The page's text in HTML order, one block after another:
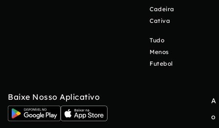
Cadeira
Cativa
Tudo
Menos
Futebol
Baixe Nosso Aplicativo
A
o